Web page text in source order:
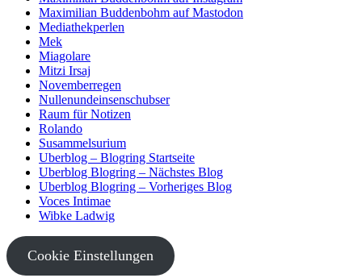
Maximilian Buddenbohm auf Mastodon
Mediathekperlen
Mek
Miagolare
Mitzi Irsaj
Novemberregen
Nullenundeinsenschubser
Raum für Notizen
Rolando
Susammelsurium
Uberblog – Blogring Startseite
Uberblog Blogring – Nächstes Blog
Uberblog Blogring – Vorheriges Blog
Voces Intimae
Wibke Ladwig
Cookie Einstellungen